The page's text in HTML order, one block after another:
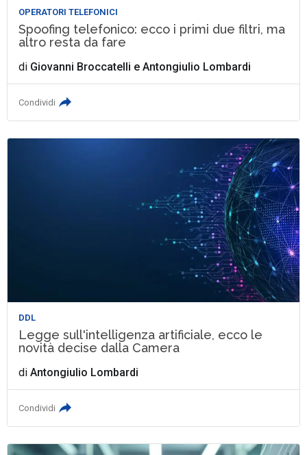
OPERATORI TELEFONICI
Spoofing telefonico: ecco i primi due filtri, ma
altro resta da fare
di Giovanni Broccatelli eAntongiulio Lombardi
Condividi
DDL
Legge sull'intelligenza artificiale, ecco le
novità decise dalla Camera
diAntongiulio Lombardi
Condividi